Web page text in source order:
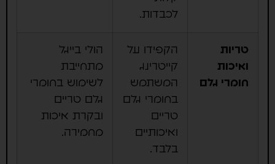
לכבדות.
טריות
ואיכות
חומרי גלם
הקפידו על
קייטרינג
המשתמש
בחומרי גלם
טריים
ואיכותיים
בלבד.
הולי בייגל
מתחייבת
לשימוש בחומרי
גלם טריים
ובקרת איכות
מחמירה.